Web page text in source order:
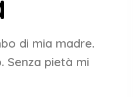
di mia madre.
Senza pietà mi